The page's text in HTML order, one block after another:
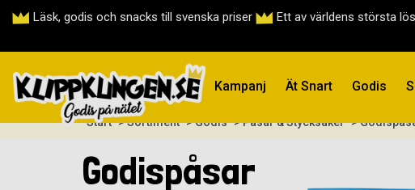
Läsk, godis och snacks till svenska priser Ett av världens största
Kampanj Ät Snart Godis
Start > Sortiment > Godis > Påsar & Stycksaker >
Godispåsar